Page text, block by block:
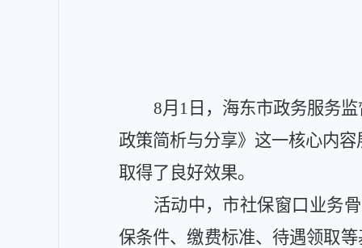
8月 1 日，海东市政务服务
政策简析与分享》这一核心内
取得了良好效果。
活动中， 市社保窗口业务
保条件、缴费标准、待遇领取